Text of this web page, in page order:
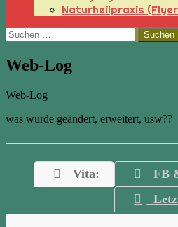
Naturheilpraxis
Suchen
nach:
Web-Log
Web-Log
was wurde geändert, erweitert, usw??
Vita:
FB